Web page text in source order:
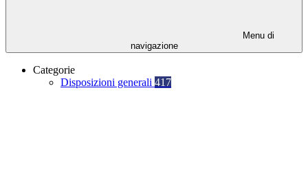
Menu di
navigazione
Categorie
Disposizioni generali 417